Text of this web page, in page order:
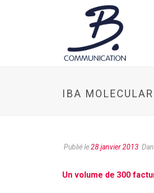
IBA
Publié le28 janvier 2013
Un volume de 300